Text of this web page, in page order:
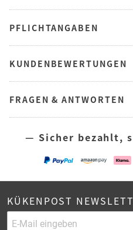
PFLICHTANGABEN
KUNDENBEWERTUNGEN
FRAGEN & ANTWORTEN
— Sicher bezahlt,
KÜKENPOST